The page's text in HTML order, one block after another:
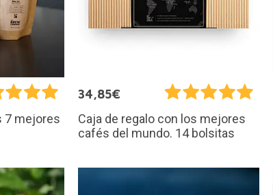
7 mejores
34,85€
Caja de regalo con los mejores
cafés del mundo. 14 bolsitas